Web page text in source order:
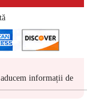
informații de